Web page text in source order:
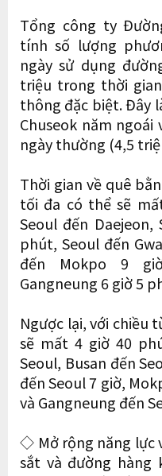
Tổng công ty
tính số lượng
ngày sử dụng
triệu trong thời
thông đặc biệt. Đây
Chuseok năm ngoái
ngày thường (4,5
Thời gian về quê
tối đa có thể sẽ
Seoul đến Daejeon,
phút, Seoul đến
đến Mokpo 9
Gangneung 6 giờ 5
Ngược lại, với chiều
sẽ mất 4 giờ 40
Seoul, Busan đến
đến Seoul 7 giờ,
và Gangneung đến
◇ Mở rộng năng lực
sắt và đường hàng